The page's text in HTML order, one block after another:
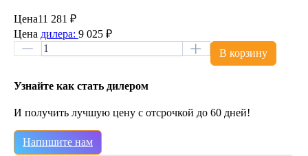
Цена11 281 ₽
Цена дилера: 9 025 ₽
В корзину
Узнайте как стать дилером
И получить лучшую цену с отсрочкой до 60 дней!
Напишите нам